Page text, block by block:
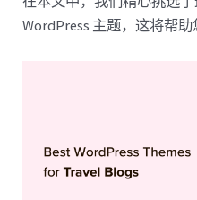
WordPress 主题，这将帮助